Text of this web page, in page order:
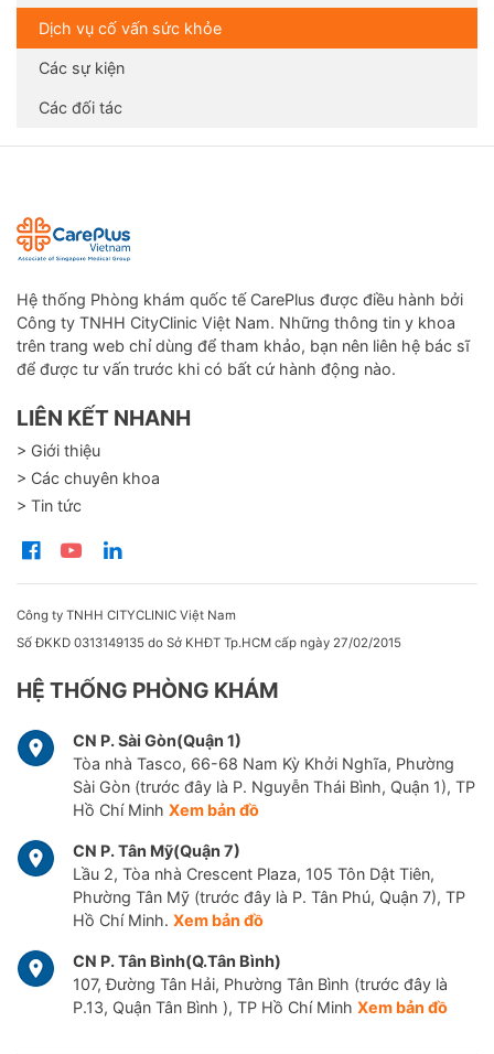
Dịch vụ cố vấn sức khỏe
Các sự kiện
Các đối tác
Hệ thống Phòng khám quốc tế CarePlus được điều hành bởi
Công ty TNHH CityClinic Việt Nam. Những thông tin y khoa
trên trang web chỉ dùng để tham khảo, bạn nên liên hệ bác sĩ
để được tư vấn trước khi có bất cứ hành động nào.
LIÊN KẾT NHANH
> Giới thiệu
> Các chuyên khoa
> Tin tức
Công ty TNHH CITYCLINIC Việt Nam
Số ĐKKD 0313149135 do Sở KHĐT Tp.HCM cấp ngày 27/02/2015
HỆ THỐNG PHÒNG KHÁM
CN P. Sài Gòn(Quận 1)
Tòa nhà Tasco, 66-68 Nam Kỳ Khởi Nghĩa, Phường
Sài Gòn (trước đây là P. Nguyễn Thái Bình, Quận 1), TP
Hồ Chí Minh Xem bản đồ
CN P. Tân Mỹ(Quận 7)
Lầu 2, Tòa nhà Crescent Plaza, 105 Tôn Dật Tiên,
Phường Tân Mỹ (trước đây là P. Tân Phú, Quận 7), TP
Hồ Chí Minh. Xem bản đồ
CN P. Tân Bình(Q.Tân Bình)
107, Đường Tân Hải, Phường Tân Bình (trước đây là
P.13, Quận Tân Bình ), TP Hồ Chí Minh Xem bản đồ